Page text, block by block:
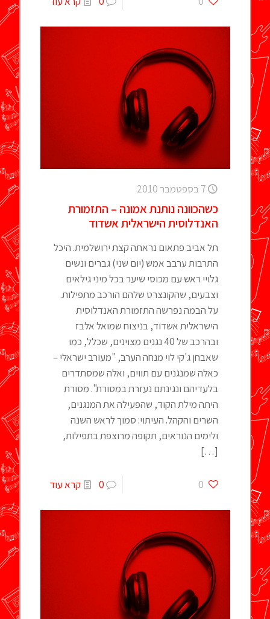
7 בספטמבר 2010
כשהכוונה נותנת אמונה – התזמורת
האנדלוסית הישראלית אשדוד
תל אביב פתאום נראתה קצת ירושלמית. היכל
התרבות ערבב אמש (יום שני) גברים ונשים
גלויי ראש עם מכוסי שיער בכל מיני גילאים
וצבעים, שהקונצרט שלהם הורכב מתפילות.
על הבמה נפרשה התזמורת האנדלוסית
הישראלית אשדוד, בניצוח שמואל אלבז
ובהרכב של 40 נגנים מצוינים, שכלל, כמו
שאבחן ג'קי לוי מנחה הערב, "מעורב ישראלי –
כאלה שמנגנים עם תווים, ואלה שמסתדרים
בלעדיהם ונגינתם נעזרת במסורת". מסורת
היתה מילת הקוד, שהפעילה את המנגנים,
השרים והקהל. העיתוי: סמוך לראש השנה
ולימים הנוראים, תקופה מרוצפת בתפילות,
[…]
0
0 קרא עוד